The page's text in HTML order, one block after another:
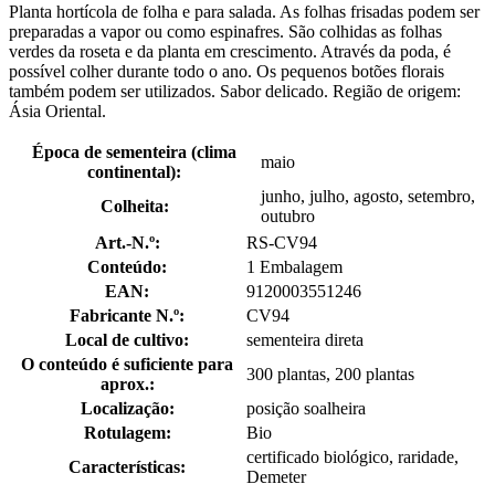
Planta hortícola de folha e para salada. As folhas frisadas podem ser
preparadas a vapor ou como espinafres. São colhidas as folhas
verdes da roseta e da planta em crescimento. Através da poda, é
possível colher durante todo o ano. Os pequenos botões florais
também podem ser utilizados. Sabor delicado. Região de origem:
Ásia Oriental.
Época de sementeira (clima
continental):
maio
Colheita:
junho, julho, agosto, setembro,
outubro
Art.-N.º:
RS-CV94
Conteúdo:
1 Embalagem
EAN:
9120003551246
Fabricante N.º:
CV94
Local de cultivo:
sementeira direta
O conteúdo é suficiente para
aprox.:
300 plantas, 200 plantas
Localização:
posição soalheira
Rotulagem:
Bio
Características:
certificado biológico, raridade,
Demeter